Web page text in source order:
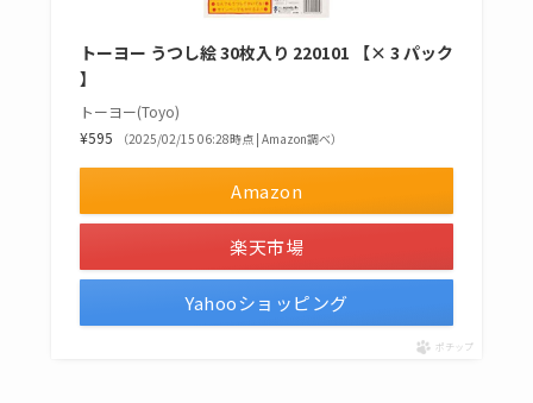
トーヨー うつし絵 30枚入り 220101 【× 3 パック
】
トーヨー(Toyo)
¥595
（2025/02/15 06:28時点 | Amazon調べ）
Amazon
楽天市場
Yahooショッピング
ポチップ